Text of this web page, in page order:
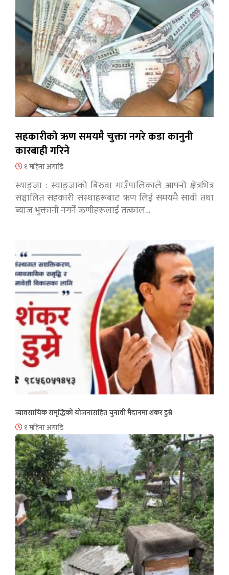
सहकारीको ऋण समयमै चुक्ता नगरे कडा कानुनी
कारबाही गरिने
१ महिना अगाडि
स्याङ्जा : स्याङ्जाको बिरुवा गाउँपालिकाले आफ्नो क्षेत्रभित्र
सञ्चालित सहकारी संस्थाहरूबाट ऋण लिई समयमै सावाँ तथा
ब्याज भुक्तानी नगर्ने ऋणीहरूलाई तत्काल…
व्यावसायिक समृद्धिको योजनासहित चुनावी मैदानमा शंकर डुम्रे
१ महिना अगाडि